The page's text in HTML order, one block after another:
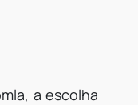
a escolha